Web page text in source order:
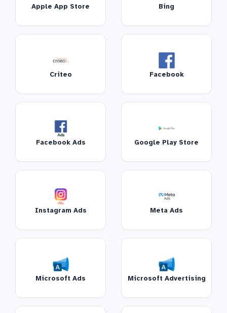
Apple App Store Bing
Criteo Facebook
Facebook Ads Google Play Store
Instagram Ads Meta Ads
Microsoft Ads Microsoft Advertising